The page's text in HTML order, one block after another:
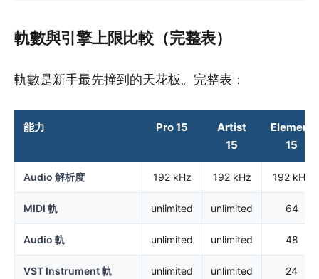
軌數與引擎上限比較（完整表）
軌數是新手最先撞到的天花板。完整表：
能力 Pro 15
Artist
15
Elements
15
Audio 解析度 192 kHz 192 kHz 192 kHz
MIDI 軌 unlimited unlimited 64
Audio 軌 unlimited unlimited 48
VST Instrument 軌 unlimited unlimited 24